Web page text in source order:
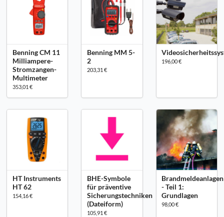
Benning CM 11
Milliampere-
Stromzangen-
Multimeter
353,01 €
Benning MM 5-
2
203,31 €
196,00 €
HT Instruments
HT 62
154,16 €
BHE-Symbole
für präventive
Sicherungstechniken
(Dateiform)
105,91 €
Brandmeldeanlagen
- Teil 1:
Grundlagen
98,00 €